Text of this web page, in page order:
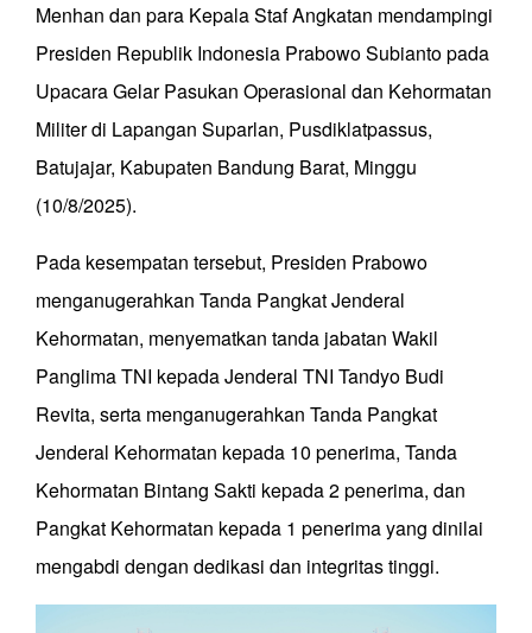
Menhan dan para Kepala Staf Angkatan mendampingi
Presiden Republik Indonesia Prabowo Subianto pada
Upacara Gelar Pasukan Operasional dan Kehormatan
Militer di Lapangan Suparlan, Pusdiklatpassus,
Batujajar, Kabupaten Bandung Barat, Minggu
(10/8/2025).
Pada kesempatan tersebut, Presiden Prabowo
menganugerahkan Tanda Pangkat Jenderal
Kehormatan, menyematkan tanda jabatan Wakil
Panglima TNI kepada Jenderal TNI Tandyo Budi
Revita, serta menganugerahkan Tanda Pangkat
Jenderal Kehormatan kepada 10 penerima, Tanda
Kehormatan Bintang Sakti kepada 2 penerima, dan
Pangkat Kehormatan kepada 1 penerima yang dinilai
mengabdi dengan dedikasi dan integritas tinggi.